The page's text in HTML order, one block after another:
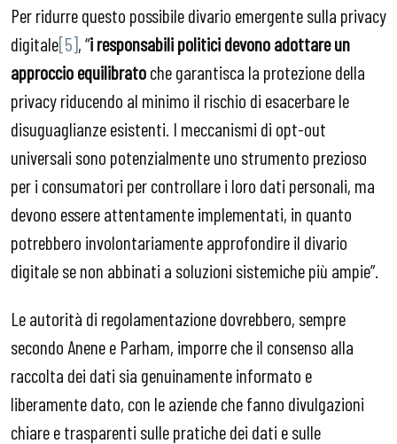
Per ridurre questo possibile divario emergente sulla privacy
digitale[5], “i responsabili politici devono adottare un
approccio equilibratoche garantisca la protezione della
privacy riducendo al minimo il rischio di esacerbare le
disuguaglianze esistenti. I meccanismi di opt-out
universali sono potenzialmente uno strumento prezioso
per i consumatori per controllare i loro dati personali, ma
devono essere attentamente implementati, in quanto
potrebbero involontariamente approfondire il divario
digitale se non abbinati a soluzioni sistemiche più ampie”.
Le autorità di regolamentazione dovrebbero, sempre
secondo Anene e Parham, imporre che il consenso alla
raccolta dei dati sia genuinamente informato e
liberamente dato, con le aziende che fanno divulgazioni
chiare e trasparenti sulle pratiche dei dati e sulle